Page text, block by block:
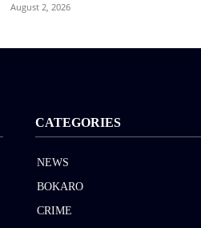
August 2, 2026
CATEGORIES
NEWS
BOKARO
CRIME